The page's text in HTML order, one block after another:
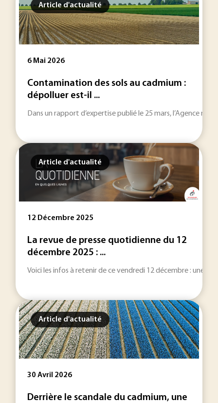
Article d'actualité
6 Mai 2026
Contamination des sols au cadmium :
dépolluer est-il ...
Dans un rapport d’expertise publié le 25 mars, l’Agence
Article d'actualité
12 Décembre 2025
La revue de presse quotidienne du 12
décembre 2025 : ...
Voici les infos à retenir de ce vendredi 12 décembre : une
Article d'actualité
30 Avril 2026
Derrière le scandale du cadmium, une